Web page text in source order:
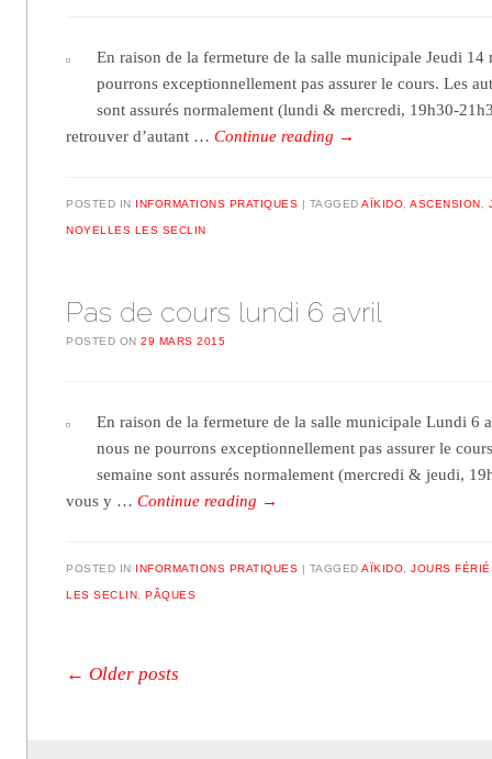
En raison de la fermeture de la salle municipale Jeudi
pourrons exceptionnellement pas assurer le cours. Les
sont assurés normalement (lundi & mercredi, 19h30-
retrouver d’autant …Continue reading →
POSTED IN INFORMATIONS PRATIQUES TAGGEDAÏKIDO ,ASCENSION
NOYELLES LES SECLIN
Pas de cours lundi 6 avril
POSTED ON29 MARS 2015
En raison de la fermeture de la salle municipale Lundi 6
nous ne pourrons exceptionnellement pas assurer le
semaine sont assurés normalement (mercredi & jeudi,
vous y …Continue reading →
POSTED IN INFORMATIONS PRATIQUES TAGGEDAÏKIDO ,JOURS
LES SECLIN ,PÂQUES
Post navigation
← Older posts